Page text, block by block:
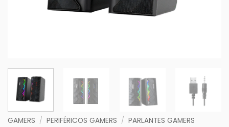
GAMERS / PERIFÉRICOS GAMERS / PARLANTES GAMERS